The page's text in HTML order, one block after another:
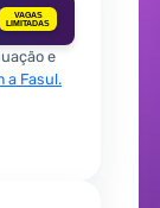
VAGAS
LIMITADAS
e
a Fasul.